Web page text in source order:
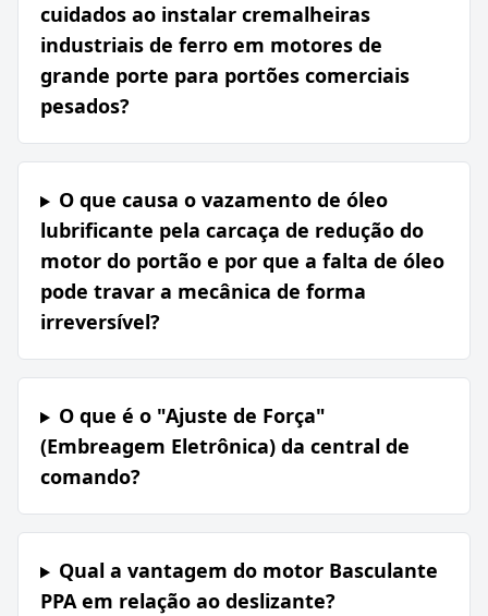
cuidados ao instalar cremalheiras
industriais de ferro em motores de
grande porte para portões comerciais
pesados?
O que causa o vazamento de óleo
lubrificante pela carcaça de redução do
motor do portão e por que a falta de óleo
pode travar a mecânica de forma
irreversível?
O que é o "Ajuste de Força"
(Embreagem Eletrônica) da central de
comando?
Qual a vantagem do motor Basculante
PPA em relação ao deslizante?